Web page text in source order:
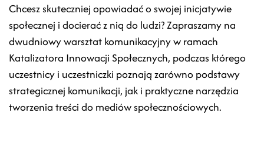
Chcesz skuteczniej opowiadać o swojej inicjatywie
społecznej i docierać z nią do ludzi? Zapraszamy na
dwudniowy warsztat komunikacyjny w ramach
Katalizatora Innowacji Społecznych, podczas którego
uczestnicy i uczestniczki poznają zarówno podstawy
strategicznej komunikacji, jak i praktyczne narzędzia
tworzenia treści do mediów społecznościowych.